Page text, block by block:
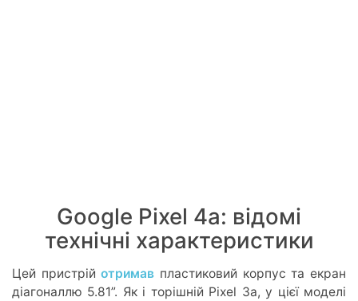
Google Pixel 4a: відомі
технічні характеристики
Цей пристрійотримав пластиковий корпус та екран
діагоналлю 5.81”. Як і торішній Pixel 3a, у цієї моделі